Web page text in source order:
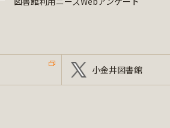
小金井図書館